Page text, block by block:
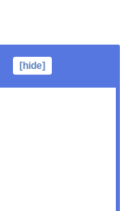
[hide]